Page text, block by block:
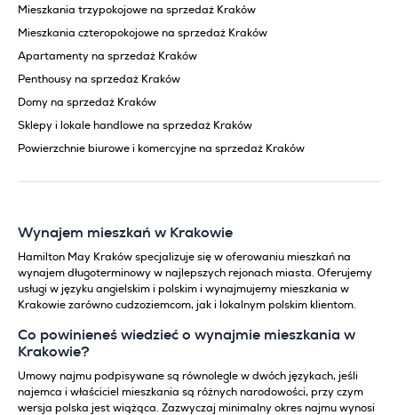
Mieszkania trzypokojowe na sprzedaż Kraków
Mieszkania czteropokojowe na sprzedaż Kraków
Apartamenty na sprzedaż Kraków
Penthousy na sprzedaż Kraków
Domy na sprzedaż Kraków
Sklepy i lokale handlowe na sprzedaż Kraków
Powierzchnie biurowe i komercyjne na sprzedaż Kraków
Wynajem mieszkań w Krakowie
Hamilton May Kraków specjalizuje się w oferowaniu mieszkań na
wynajem długoterminowy w najlepszych rejonach miasta. Oferujemy
usługi w języku angielskim i polskim i wynajmujemy mieszkania w
Krakowie zarówno cudzoziemcom, jak i lokalnym polskim klientom.
Co powinieneś wiedzieć o wynajmie mieszkania w
Krakowie?
Umowy najmu podpisywane są równolegle w dwóch językach, jeśli
najemca i właściciel mieszkania są różnych narodowości, przy czym
wersja polska jest wiążąca. Zazwyczaj minimalny okres najmu wynosi